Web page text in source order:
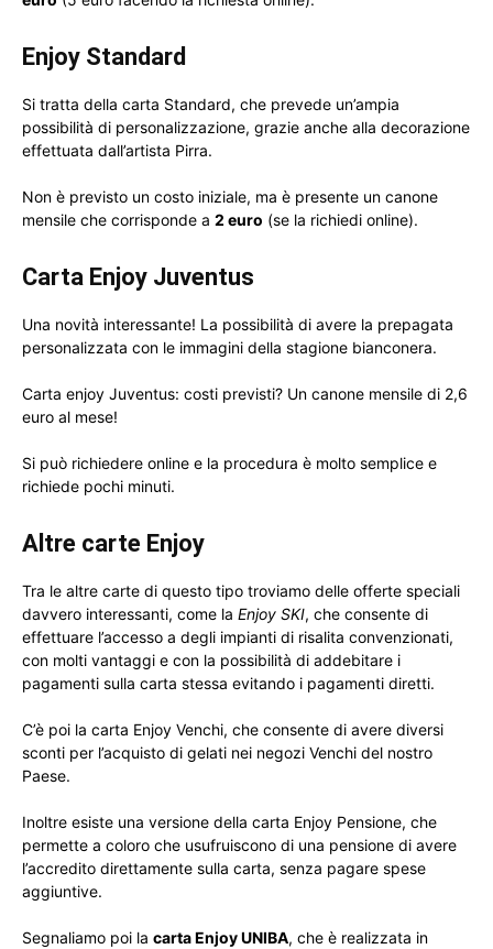
Enjoy Standard
Si tratta della carta Standard, che prevede un’ampia
possibilità di personalizzazione, grazie anche alla decorazione
effettuata dall’artista Pirra.
Non è previsto un costo iniziale, ma è presente un canone
mensile che corrisponde a 2 euro (se la richiedi online).
Carta Enjoy Juventus
Una novità interessante! La possibilità di avere la prepagata
personalizzata con le immagini della stagione bianconera.
Carta enjoy Juventus: costi previsti? Un canone mensile di 2,6
euro al mese!
Si può richiedere online e la procedura è molto semplice e
richiede pochi minuti.
Altre carte Enjoy
Tra le altre carte di questo tipo troviamo delle offerte speciali
davvero interessanti, come la Enjoy SKI, che consente di
effettuare l’accesso a degli impianti di risalita convenzionati,
con molti vantaggi e con la possibilità di addebitare i
pagamenti sulla carta stessa evitando i pagamenti diretti.
C’è poi la carta Enjoy Venchi, che consente di avere diversi
sconti per l’acquisto di gelati nei negozi Venchi del nostro
Paese.
Inoltre esiste una versione della carta Enjoy Pensione, che
permette a coloro che usufruiscono di una pensione di avere
l’accredito direttamente sulla carta, senza pagare spese
aggiuntive.
Segnaliamo poi la carta Enjoy UNIBA, che è realizzata in